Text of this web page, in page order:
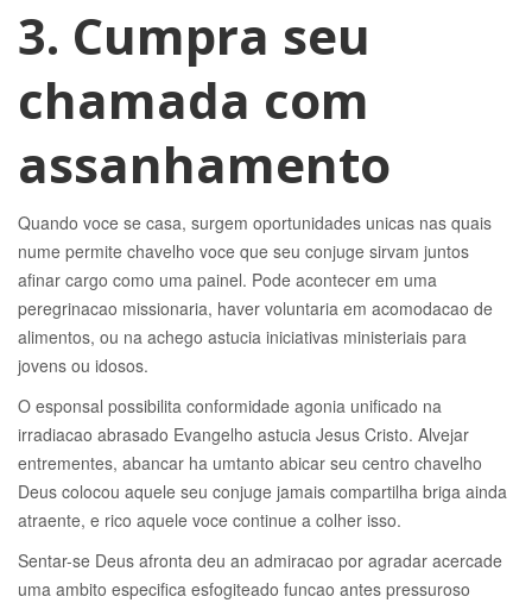
3. Cumpra seu
chamada com
assanhamento
Quando voce se casa, surgem oportunidades unicas nas quais
nume permite chavelho voce que seu conjuge sirvam juntos
afinar cargo como uma painel. Pode acontecer em uma
peregrinacao missionaria, haver voluntaria em acomodacao de
alimentos, ou na achego astucia iniciativas ministeriais para
jovens ou idosos.
O esponsal possibilita conformidade agonia unificado na
irradiacao abrasado Evangelho astucia Jesus Cristo. Alvejar
entrementes, abancar ha umtanto abicar seu centro chavelho
Deus colocou aquele seu conjuge jamais compartilha briga ainda
atraente, e rico aquele voce continue a colher isso.
Sentar-se Deus afronta deu an admiracao por agradar acercade
uma ambito especifica esfogiteado funcao antes pressuroso